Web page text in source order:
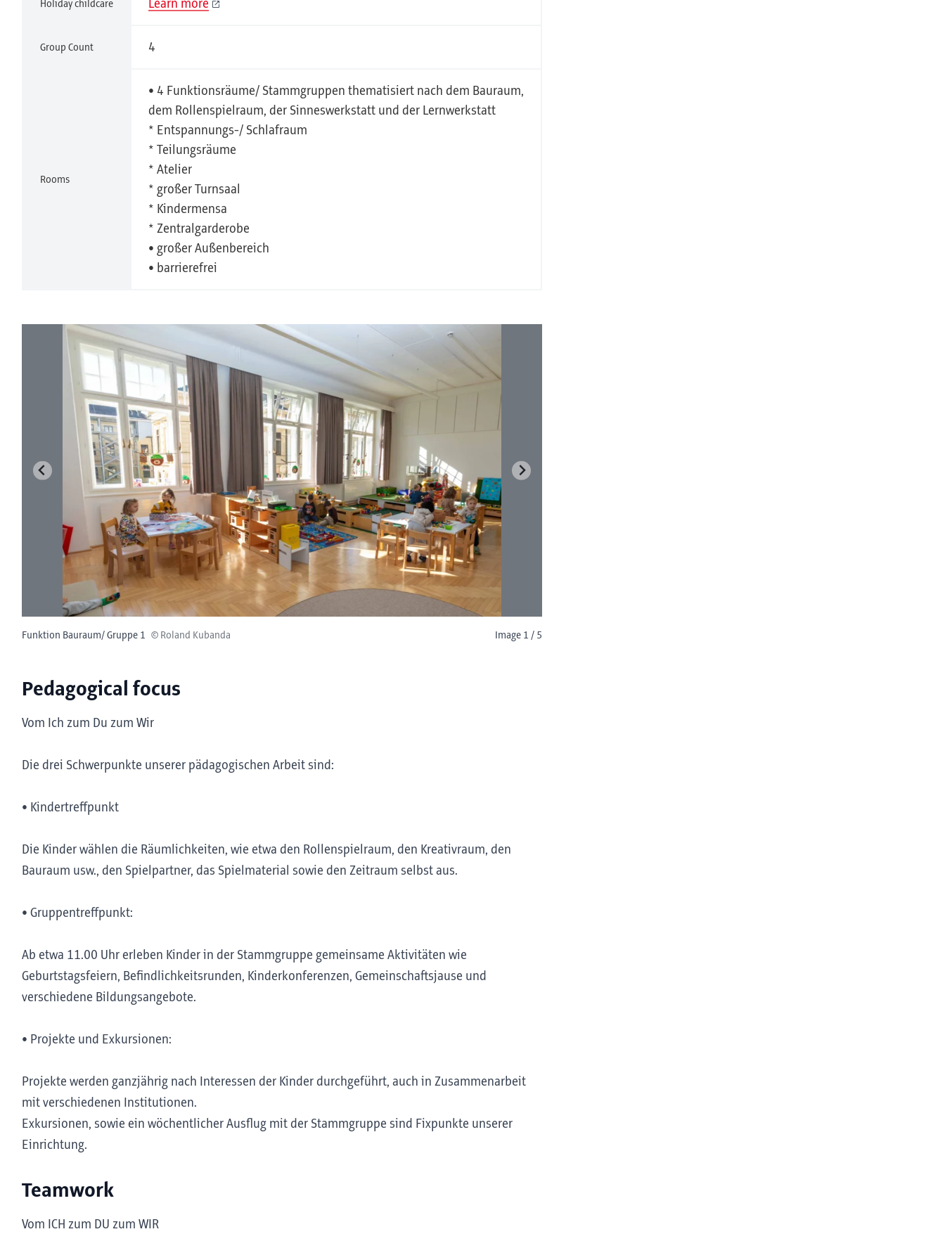
Holiday childcare Learn more
Group Count 4
Rooms
• 4 Funktionsräume/ Stammgruppen thematisiert nach dem Bauraum,
dem Rollenspielraum, der Sinneswerkstatt und der Lernwerkstatt
* Entspannungs-/ Schlafraum
* Teilungsräume
* Atelier
* großer Turnsaal
* Kindermensa
* Zentralgarderobe
• großer Außenbereich
• barrierefrei
Funktion Bauraum/ Gruppe 1 © Roland Kubanda Image 1 / 5
Pedagogical focus
Vom Ich zum Du zum Wir
Die drei Schwerpunkte unserer pädagogischen Arbeit sind:
• Kindertreffpunkt
Die Kinder wählen die Räumlichkeiten, wie etwa den Rollenspielraum, den Kreativraum, den
Bauraum usw., den Spielpartner, das Spielmaterial sowie den Zeitraum selbst aus.
• Gruppentreffpunkt:
Ab etwa 11.00 Uhr erleben Kinder in der Stammgruppe gemeinsame Aktivitäten wie
Geburtstagsfeiern, Befindlichkeitsrunden, Kinderkonferenzen, Gemeinschaftsjause und
verschiedene Bildungsangebote.
• Projekte und Exkursionen:
Projekte werden ganzjährig nach Interessen der Kinder durchgeführt, auch in Zusammenarbeit
mit verschiedenen Institutionen.
Exkursionen, sowie ein wöchentlicher Ausflug mit der Stammgruppe sind Fixpunkte unserer
Einrichtung.
Teamwork
Vom ICH zum DU zum WIR